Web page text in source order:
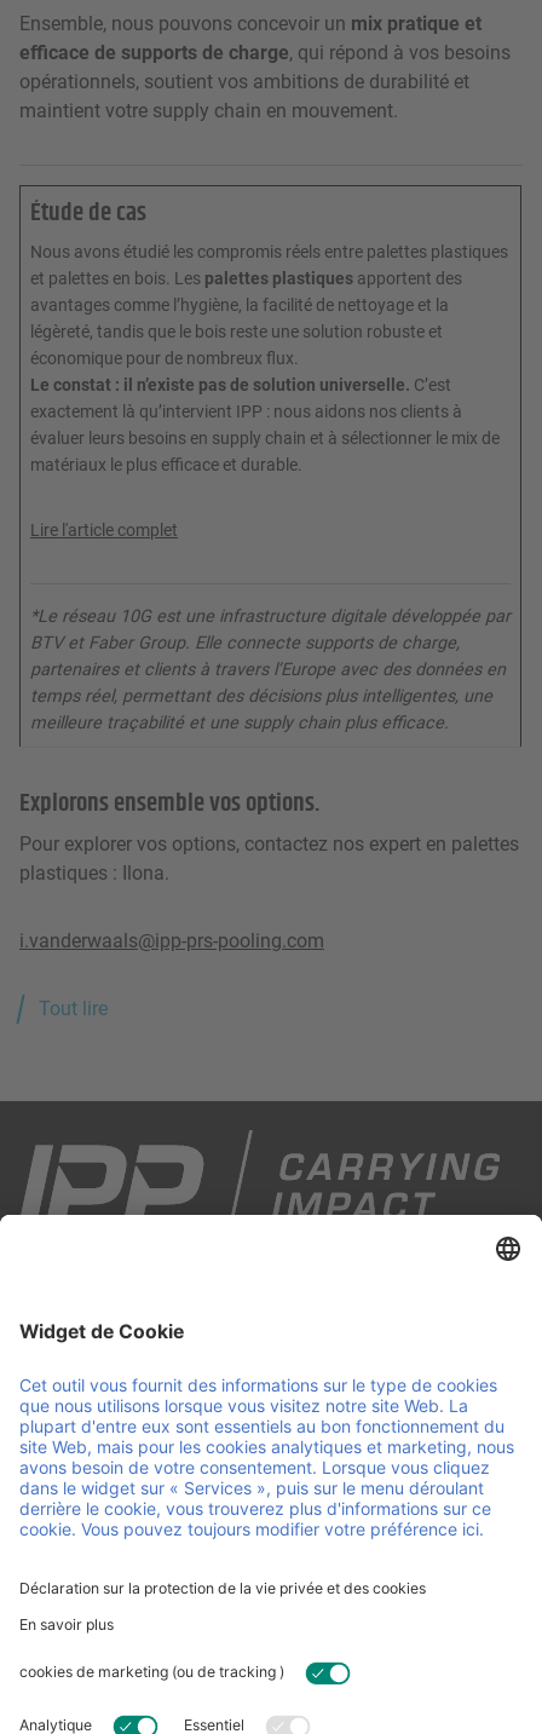
Ensemble, nous pouvons concevoir un mix pratique et
efficace de supports de charge, qui répond à vos besoins
opérationnels, soutient vos ambitions de durabilité et
maintient votre supply chain en mouvement.
Étude de cas
Nous avons étudié les compromis réels entre palettes plastiques
et palettes en bois. Les palettes plastiques apportent des
avantages comme l’hygiène, la facilité de nettoyage et la
légèreté, tandis que le bois reste une solution robuste et
économique pour de nombreux flux.
Le constat : il n’existe pas de solution universelle. C’est
exactement là qu’intervient IPP : nous aidons nos clients à
évaluer leurs besoins en supply chain et à sélectionner le mix de
matériaux le plus efficace et durable.
Lire l'article complet
*Le réseau 10G est une infrastructure digitale développée par
BTV et Faber Group. Elle connecte supports de charge,
partenaires et clients à travers l’Europe avec des données en
temps réel, permettant des décisions plus intelligentes, une
meilleure traçabilité et une supply chain plus efficace.
Explorons ensemble vos options.
Pour explorer vos options, contactez nos expert en palettes
plastiques : Ilona.
i.vanderwaals@ipp-prs-pooling.com
Tout lire
à un système de pooling circulaire, en associant service
fluidité de vos opérations, pour que vous puissiez vous
concentrer sur l’essentiel : faire avancer votre entreprise.
Liens et documents utiles
Carrière
Contact
Conditions générales
d'utilisation